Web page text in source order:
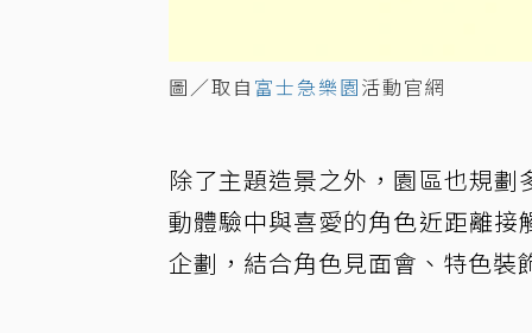
圖／取自 富士急樂園活動官網
除了主題造景之外，園區也規
動體驗中與喜愛的角色近距離
企劃，結合角色見面會、特色